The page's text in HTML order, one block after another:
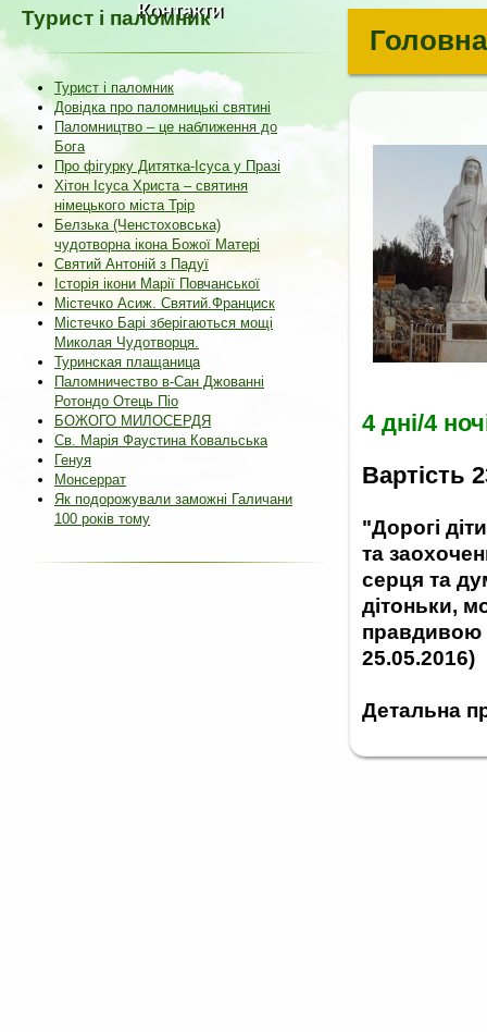
Контакти
Головна
4 дні/4
Вартість
"Дорогі
та
серця та
дітоньки,
правдивою
25.05.2016)
Детальна
Турист і паломник
Турист і паломник
Довідка про паломницькі святині
Паломництво – це наближення до
Бога
Про фігурку Дитятка-Ісуса у Празі
Хітон Ісуса Христа – святиня
німецького міста Трір
Белзька (Ченстоховська)
чудотворна ікона Божої Матері
Святий Антоній з Падуї
Історія ікони Марії Повчанської
Містечко Асиж. Святий.Франциск
Містечко Барі зберігаються мощі
Миколая Чудотворця.
Туринская плащаница
Паломничество в-Сан Джованні
Ротондо Отець Піо
БОЖОГО МИЛОСЕРДЯ
Св. Марія Фаустина Ковальська
Генуя
Монсеррат
Як подорожували заможні Галичани
100 років тому